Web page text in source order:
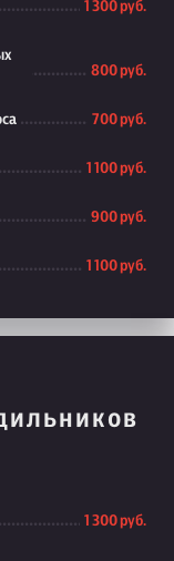
1 300 руб.
800 руб.
700 руб.
1 100 руб.
900 руб.
1 100 руб.
1 300 руб.